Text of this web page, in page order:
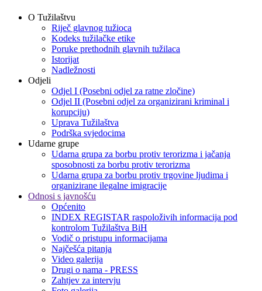
O Tužilaštvu
Riječ glavnog tužioca
Kodeks tužilačke etike
Poruke prethodnih glavnih tužilaca
Istorijat
Nadležnosti
Odjeli
Odjel I (Posebni odjel za ratne zločine)
Odjel II (Posebni odjel za organizirani kriminal i
korupciju)
Uprava Tužilaštva
Podrška svjedocima
Udarne grupe
Udarna grupa za borbu protiv terorizma i jačanja
sposobnosti za borbu protiv terorizma
Udarna grupa za borbu protiv trgovine ljudima i
organizirane ilegalne imigracije
Odnosi s javnošću
Općenito
INDEX REGISTAR raspoloživih informacija pod
kontrolom Tužilaštva BiH
Vodič o pristupu informacijama
Najčešća pitanja
Video galerija
Drugi o nama - PRESS
Zahtjev za intervju